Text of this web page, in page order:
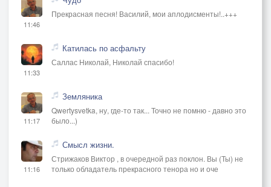
11:46
Прекрасная песня! Василий, мои аплодисменты!..+++
11:33
Катилась по асфальту
Саллас Николай, Николай спасибо!
11:17
Земляника
Qwertysvetka, ну, где-то так... Точно не помню - давно это
было...)
11:16
Смысл жизни.
Стрижаков Виктор , в очередной раз поклон. Вы (Ты) не
только обладатель прекрасного тенора но и оче